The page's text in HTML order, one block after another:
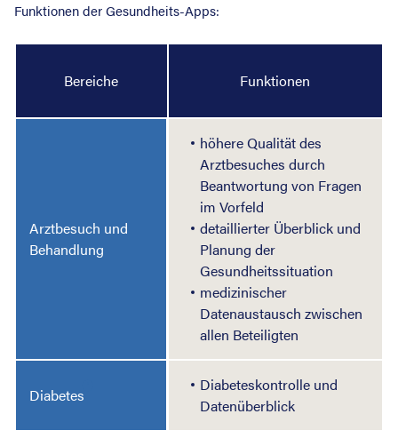
Funktionen der Gesundheits-Apps:
Bereiche Funktionen
Arztbesuch und
Behandlung
höhere Qualität des
Arztbesuches durch
Beantwortung von Fragen
im Vorfeld
detaillierter Überblick und
Planung der
Gesundheitssituation
medizinischer
Datenaustausch zwischen
allen Beteiligten
Diabetes
Diabeteskontrolle und
Datenüberblick